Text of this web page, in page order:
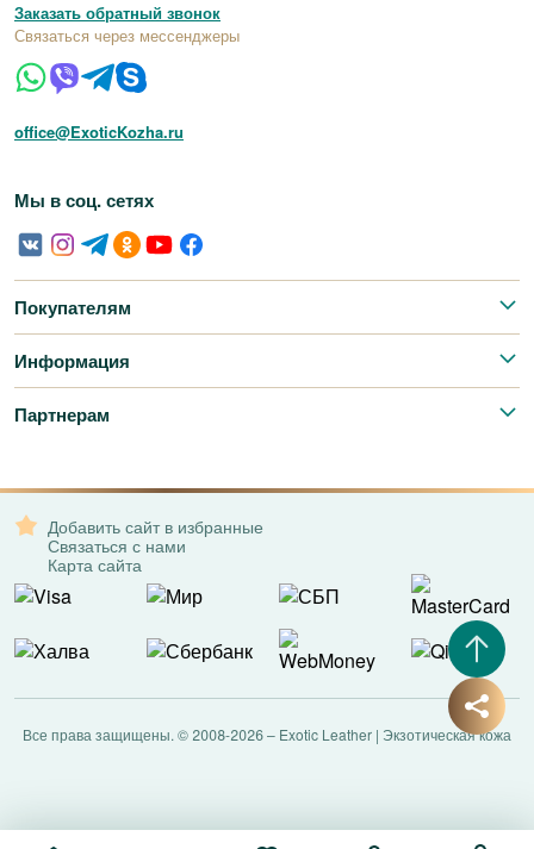
Заказать обратный звонок
Связаться через мессенджеры
office@ExoticKozha.ru
Мы в соц. сетях
Покупателям
Информация
Партнерам
Добавить сайт в избранные
Связаться с нами
Карта сайта
Все права защищены. © 2008-2026 – Exotic Leather | Экзотическая кожа